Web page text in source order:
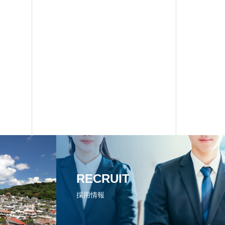
RECRUIT
採用情報